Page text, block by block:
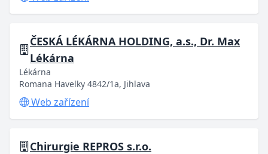
ČESKÁ LÉKÁRNA HOLDING, a.s., Dr. Max
Lékárna
Lékárna
Romana Havelky 4842/1a, Jihlava
Web zařízení
Chirurgie REPROS s.r.o.